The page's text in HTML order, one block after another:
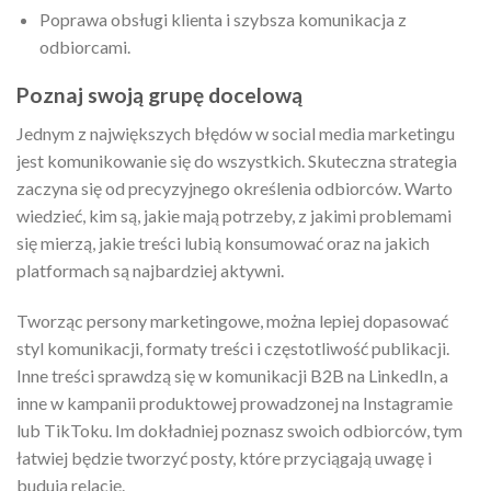
Poprawa obsługi klienta i szybsza komunikacja z
odbiorcami.
Poznaj swoją grupę docelową
Jednym z największych błędów w social media marketingu
jest komunikowanie się do wszystkich. Skuteczna strategia
zaczyna się od precyzyjnego określenia odbiorców. Warto
wiedzieć, kim są, jakie mają potrzeby, z jakimi problemami
się mierzą, jakie treści lubią konsumować oraz na jakich
platformach są najbardziej aktywni.
Tworząc persony marketingowe, można lepiej dopasować
styl komunikacji, formaty treści i częstotliwość publikacji.
Inne treści sprawdzą się w komunikacji B2B na LinkedIn, a
inne w kampanii produktowej prowadzonej na Instagramie
lub TikToku. Im dokładniej poznasz swoich odbiorców, tym
łatwiej będzie tworzyć posty, które przyciągają uwagę i
budują relację.